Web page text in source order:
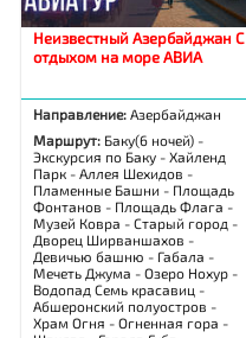
Неизвестный Азербайджан С
отдыхом на море АВИА
Направление:Азербайджан
Маршрут: Баку(6 ночей) -
Экскурсия по Баку - Хайленд
Парк - Аллея Шехидов -
Пламенные Башни - Площадь
Фонтанов - Площадь Флага -
Музей Ковра - Старый город -
Дворец Ширваншахов -
Девичью башню - Габала -
Мечеть Джума - Озеро Нохур -
Водопад Семь красавиц -
Абшеронский полуостров -
Храм Огня - Огненная гора -